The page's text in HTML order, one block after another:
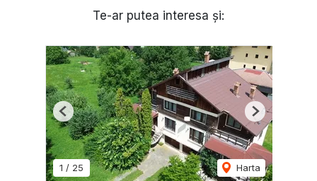
Te-ar putea interesa și:
1 / 25 Harta
Previous Next